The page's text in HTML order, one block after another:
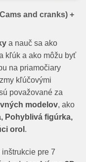
and cranks) +
a nauč sa ako
kľúk a ako môžu byť
na priamočiary
kľúčovými
považované za
modelov, ako
Pohyblivá figúrka,
orol .
pre 7